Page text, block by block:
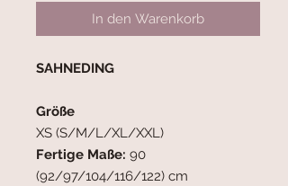
In den Warenkorb
SAHNEDING
Größe
XS (S/M/L/XL/XXL)
Fertige Maße: 90
(92/97/104/116/122) cm